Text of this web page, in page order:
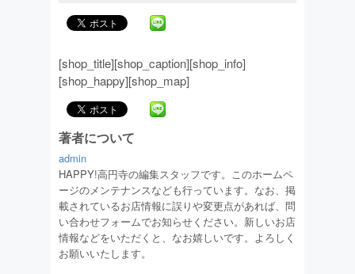
[shop_title][shop_caption][shop_info]
[shop_happy][shop_map]
著者について
admin
HAPPY!高円寺の編集スタッフです。このホームペ
ージのメンテナンスなども行っています。なお、掲
載されているお店情報に誤りや変更点があれば、問
い合わせフォームでお知らせください。新しいお店
情報などをいただくと、なお嬉しいです。よろしく
お願いいたします。